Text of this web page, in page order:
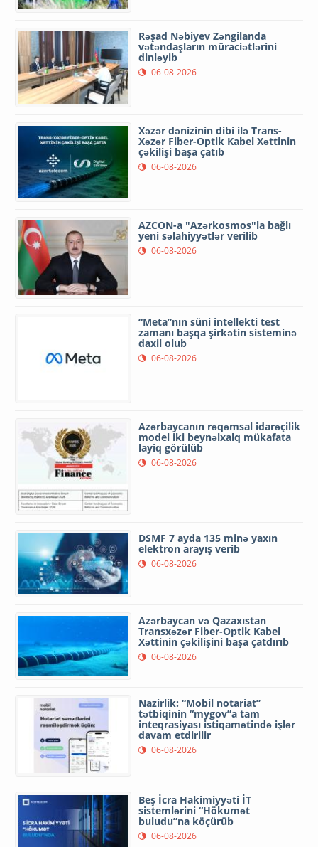
Rəşad Nəbiyev Zəngilanda
vətəndaşların müraciətlərini
dinləyib
06-08-2026
Xəzər dənizinin dibi ilə Trans-
Xəzər Fiber-Optik Kabel Xəttinin
çəkilişi başa çatıb
06-08-2026
AZCON-a "Azərkosmos"la bağlı
yeni səlahiyyətlər verilib
06-08-2026
“Meta”nın süni intellekti test
zamanı başqa şirkətin sisteminə
daxil olub
06-08-2026
Azərbaycanın rəqəmsal idarəçilik
model iki beynəlxalq mükafata
layiq görülüb
06-08-2026
DSMF 7 ayda 135 minə yaxın
elektron arayış verib
06-08-2026
Azərbaycan və Qazaxıstan
Transxəzər Fiber-Optik Kabel
Xəttinin çəkilişini başa çatdırıb
06-08-2026
Nazirlik: “Mobil notariat”
tətbiqinin “mygov”a tam
inteqrasiyası istiqamətində işlər
davam etdirilir
06-08-2026
Beş İcra Hakimiyyəti İT
sistemlərini “Hökumət
buludu”na köçürüb
06-08-2026